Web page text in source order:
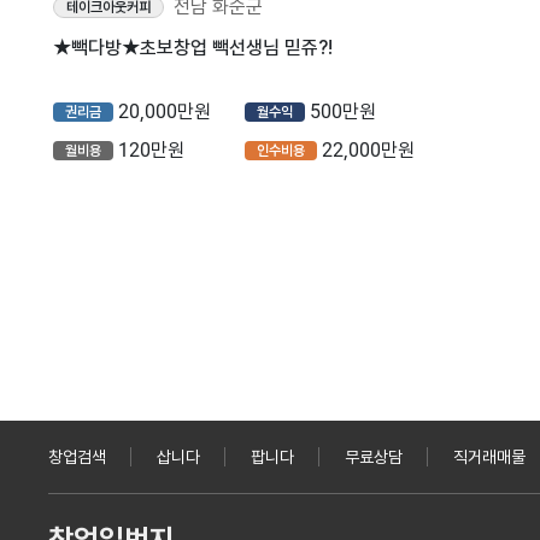
테이크아웃커피
전남 화순군
★빽다방★초보창업 빽선생님 믿쥬?!
권리금 20,000만원 월수익 500만원
월비용 120만원 인수비용 22,000만원
창업검색 삽니다 팝니다 무료상담 직거래매물